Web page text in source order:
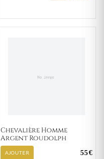
Chevalière Homme
Argent Roudolph
AJOUTER 55€